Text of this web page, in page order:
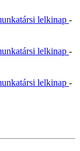
lelkinap -
lelkinap -
lelkinap -